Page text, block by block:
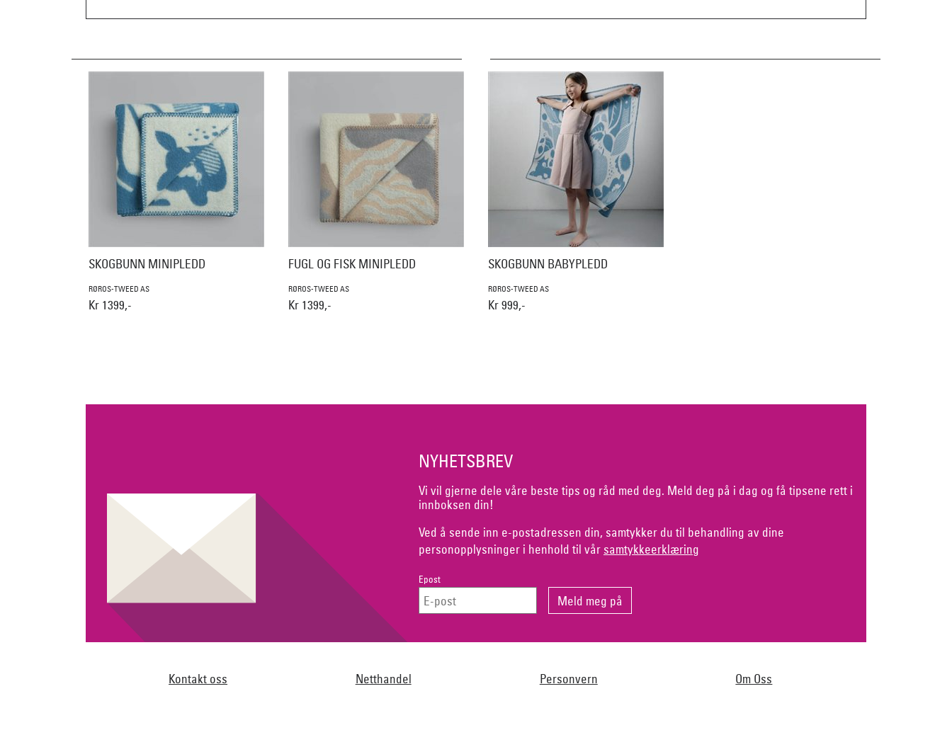
SKOGBUNN MINIPLEDD
RØROS-TWEED AS
Kr 1399,-
FUGL OG FISK MINIPLEDD
RØROS-TWEED AS
Kr 1399,-
SKOGBUNN BABYPLEDD
RØROS-TWEED AS
Kr 999,-
NYHETSBREV
Vi vil gjerne dele våre beste tips og råd med deg. Meld deg på i dag og få tipsene rett i
innboksen din!
Ved å sende inn e-postadressen din, samtykker du til behandling av dine
personopplysninger i henhold til vår samtykkeerklæring
Epost
Kontakt oss Netthandel Personvern Om Oss